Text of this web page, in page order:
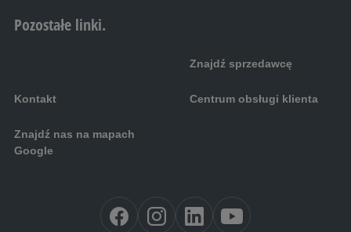
Pozostałe linki.
Znajdź sprzedawcę
Kontakt Centrum obsługi klienta
Znajdź nas na mapach
Google